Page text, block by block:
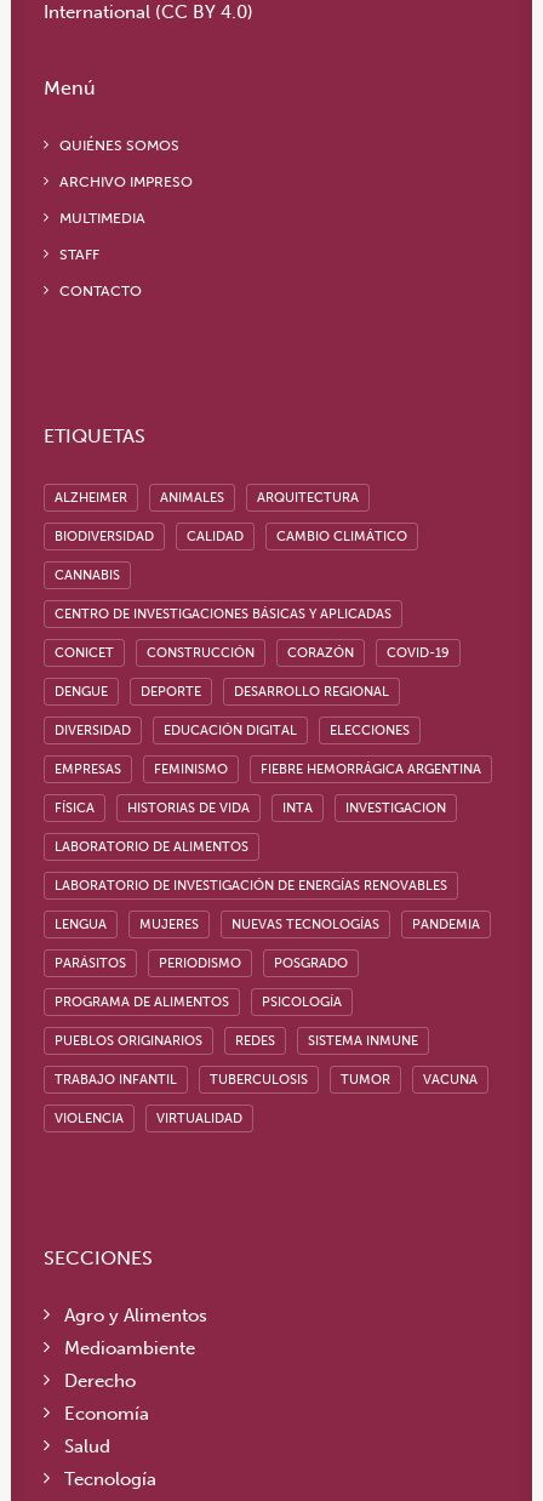
International (CC BY 4.0)
Menú
QUIÉNES SOMOS
ARCHIVO IMPRESO
MULTIMEDIA
STAFF
CONTACTO
ETIQUETAS
ALZHEIMER ANIMALES ARQUITECTURA
BIODIVERSIDAD CALIDAD CAMBIO CLIMÁTICO
CANNABIS
CENTRO DE INVESTIGACIONES BÁSICAS Y APLICADAS
CONICET CONSTRUCCIÓN CORAZÓN COVID-19
DENGUE DEPORTE DESARROLLO REGIONAL
DIVERSIDAD EDUCACIÓN DIGITAL ELECCIONES
EMPRESAS FEMINISMO FIEBRE HEMORRÁGICA ARGENTINA
FÍSICA HISTORIAS DE VIDA INTA INVESTIGACION
LABORATORIO DE ALIMENTOS
LABORATORIO DE INVESTIGACIÓN DE ENERGÍAS RENOVABLES
LENGUA MUJERES NUEVAS TECNOLOGÍAS PANDEMIA
PARÁSITOS PERIODISMO POSGRADO
PROGRAMA DE ALIMENTOS PSICOLOGÍA
PUEBLOS ORIGINARIOS REDES SISTEMA INMUNE
TRABAJO INFANTIL TUBERCULOSIS TUMOR VACUNA
VIOLENCIA VIRTUALIDAD
SECCIONES
Agro y Alimentos
Medioambiente
Derecho
Economía
Salud
Tecnología